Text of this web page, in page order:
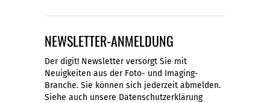
NEWSLETTER-ANMELDUNG
Der digit! Newsletter versorgt Sie mit
Neuigkeiten aus der Foto- und Imaging-
Branche. Sie können sich jederzeit abmelden.
Siehe auch unsere Datenschutzerklärung